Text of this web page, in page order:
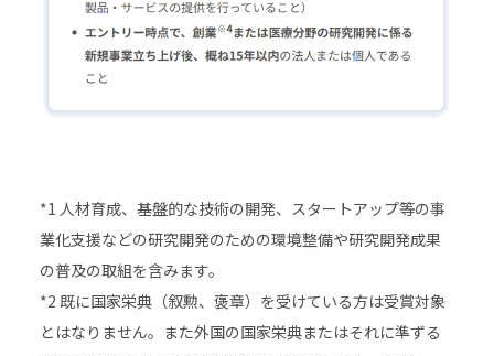
*1 人材育成、基盤的な技術の開発、スタートアップ等の事
業化支援などの研究開発のための環境整備や研究開発成果
の普及の取組を含みます。
*2 既に国家栄典（叙勲、褒章）を受けている方は受賞対象
とはなりません。また外国の国家栄典またはそれに準ずる